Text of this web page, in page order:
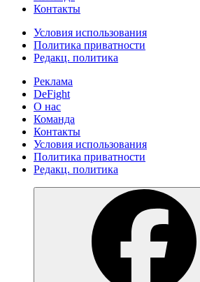
Контакты
Условия использования
Политика приватности
Редакц. политика
Реклама
DeFight
О нас
Команда
Контакты
Условия использования
Политика приватности
Редакц. политика